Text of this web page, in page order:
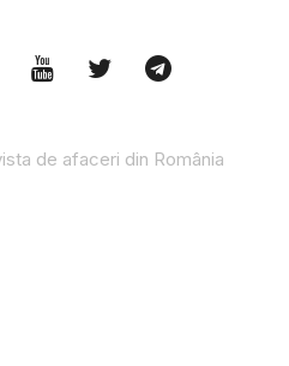
de afaceri din România